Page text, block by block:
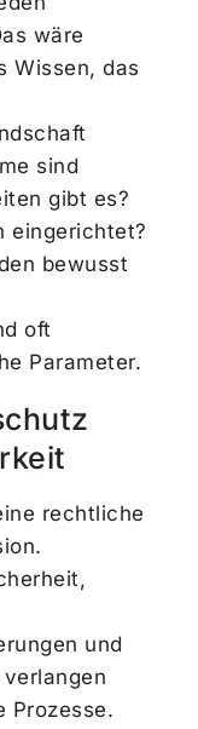
wäre
Wissen, das
sind
gibt es?
eingerichtet?
bewusst
oft
Parameter.
rechtliche
und
Prozesse.